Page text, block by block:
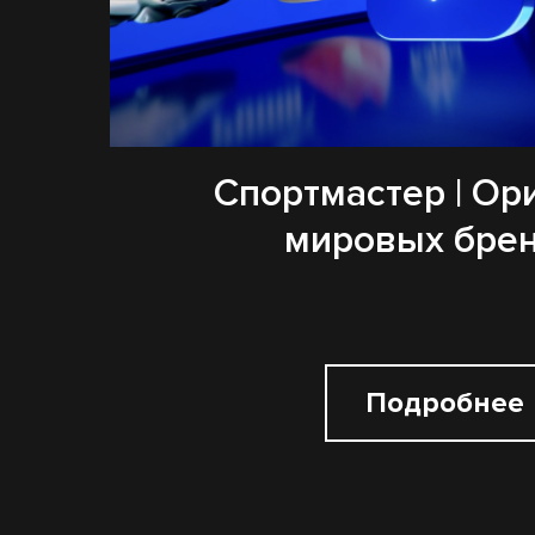
Спортмастер |
мировых
Подробнее